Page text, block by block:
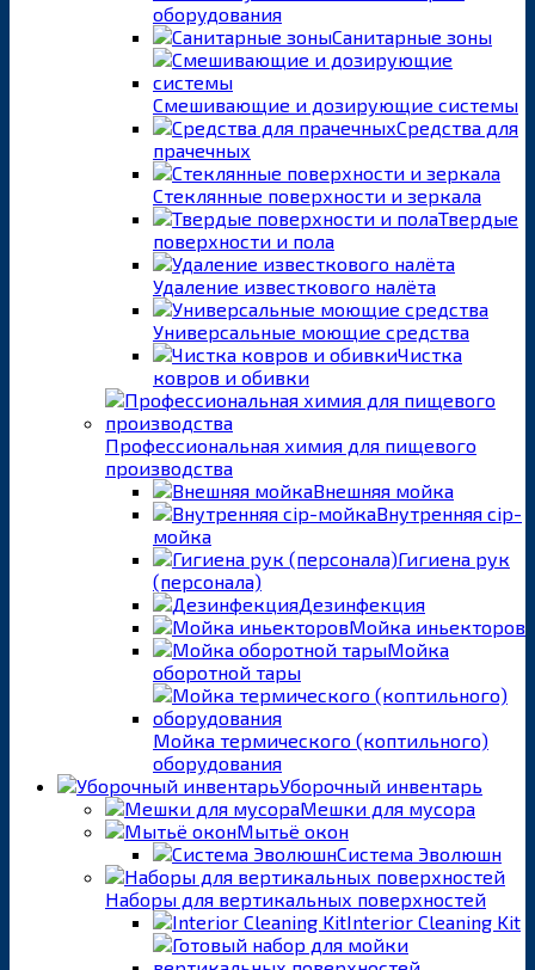
оборудования
Санитарные зоны
Смешивающие и дозирующие системы
Средства для
прачечных
Стеклянные поверхности и зеркала
Твердые
поверхности и пола
Удаление известкового налёта
Универсальные моющие средства
Чистка
ковров и обивки
Профессиональная химия для пищевого
производства
Внешняя мойка
Внутренняя cip-
мойка
Гигиена рук
(персонала)
Дезинфекция
Мойка иньекторов
Мойка
оборотной тары
Мойка термического (коптильного)
оборудования
Уборочный инвентарь
Мешки для мусора
Мытьё окон
Система Эволюшн
Наборы для вертикальных поверхностей
Interior Cleaning Kit